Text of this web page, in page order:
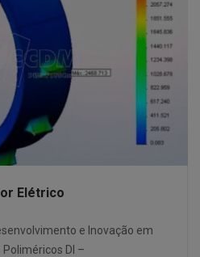
Elétrico
e Inovação em
DI –